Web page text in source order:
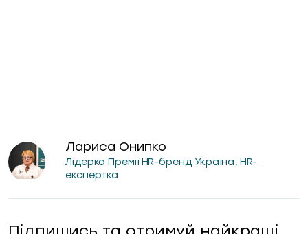
Лариса Онипко
Лідерка Премії HR-бренд Україна, HR-
експертка